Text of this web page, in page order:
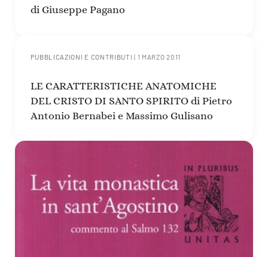
di Giuseppe Pagano
PUBBLICAZIONI E CONTRIBUTI | 1 MARZO 2011
LE CARATTERISTICHE ANATOMICHE
DEL CRISTO DI SANTO SPIRITO di Pietro
Antonio Bernabei e Massimo Gulisano